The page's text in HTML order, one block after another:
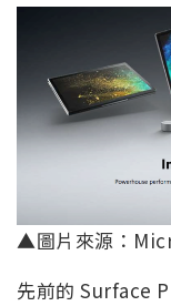
▲圖片來源：
先前的 Surface